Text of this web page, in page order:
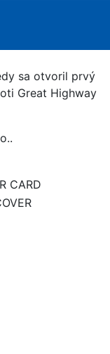
sa otvoril prvý
Great Highway